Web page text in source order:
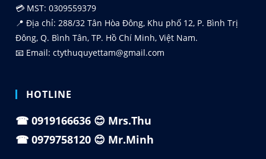
💳 MST: 0309559379
📍 Địa chỉ: 288/32 Tân Hòa Đông, Khu phố 12, P. Bình Trị
Đông, Q. Bình Tân, TP. Hồ Chí Minh, Việt Nam.
📧 Email: ctythuquyettam@gmail.com
HOTLINE
☎0919166636 😊 Mrs.Thu
☎0979758120 😊 Mr.Minh